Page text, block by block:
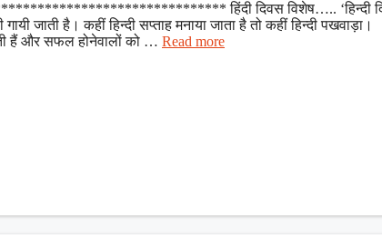
हिंदी दिवस विशेष….. ‘हिन्दी
जाती है। कहीं हिन्दी सप्ताह मनाया जाता है तो कहीं हिन्दी पखवाड़ा।
हैं और सफल होनेवालों को … Read more